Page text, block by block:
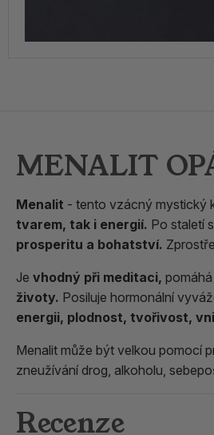
MENALIT
Menalit - tento vzácný mystický
tvarem, tak i energií. Po staletí
prosperitu a bohatství.
Je vhodný při meditaci,
životy. Posiluje hormonální
energii, plodnost, tvořivost,
Menalit může být velkou pomocí
zneužívání drog, alkoholu,
Recenze